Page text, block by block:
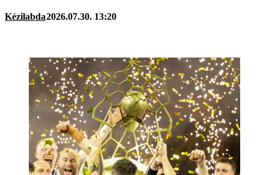
Kézilabda2026.07.30. 13:20